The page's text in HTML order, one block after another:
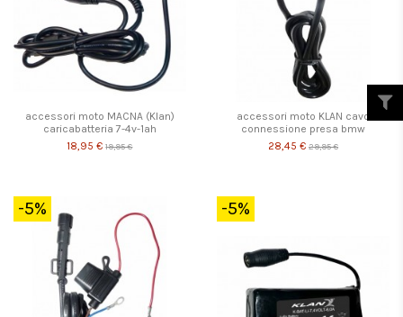
accessori moto MACNA (Klan)
caricabatteria 7-4v-1ah
18,95 € 19,95 €
accessori moto KLAN cavo
connessione presa bmw
28,45 € 29,95 €
-5% -5%